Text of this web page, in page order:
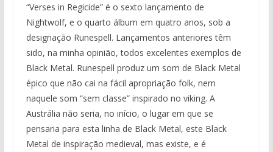
“Verses in Regicide” é o sexto lançamento de
Nightwolf, e o quarto álbum em quatro anos, sob a
designação Runespell. Lançamentos anteriores têm
sido, na minha opinião, todos excelentes exemplos de
Black Metal. Runespell produz um som de Black Metal
épico que não cai na fácil apropriação folk, nem
naquele som “sem classe” inspirado no viking. A
Austrália não seria, no início, o lugar em que se
pensaria para esta linha de Black Metal, este Black
Metal de inspiração medieval, mas existe, e é